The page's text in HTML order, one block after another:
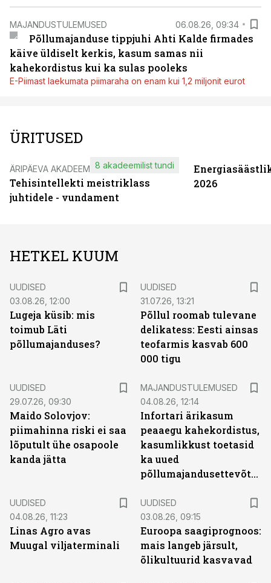
MAJANDUSTULEMUSED 06.08.26, 09:34
Põllumajanduse tippjuhi Ahti Kalde firmades
käive üldiselt kerkis, kasum samas nii
kahekordistus kui ka sulas pooleks
E-Piimast laekumata piimaraha on enam kui 1,2 miljonit eurot
ÜRITUSED
ÄRIPÄEVA AKADEEMIA
Tehisintellekti meistriklass
juhtidele - vundament
8 akadeemilist tundi
2026
HETKEL KUUM
UUDISED
03.08.26, 12:00
Lugeja küsib: mis
toimub Läti
põllumajanduses?
UUDISED
31.07.26, 13:21
Põllul roomab tulevane
delikatess: Eesti ainsas
teofarmis kasvab 600
000 tigu
UUDISED
29.07.26, 09:30
Maido Solovjov:
piimahinna riski ei saa
lõputult ühe osapoole
kanda jätta
MAJANDUSTULEMUSED
04.08.26, 12:14
Infortari ärikasum
peaaegu kahekordistus,
kasumlikkust toetasid
ka uued
põllumajandusettevõtted
UUDISED
04.08.26, 11:23
Linas Agro avas
Muugal viljaterminali
UUDISED
03.08.26, 09:15
Euroopa saagiprognoos:
mais langeb järsult,
õlikultuurid kasvavad